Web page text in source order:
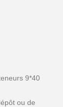
9*40
ou de